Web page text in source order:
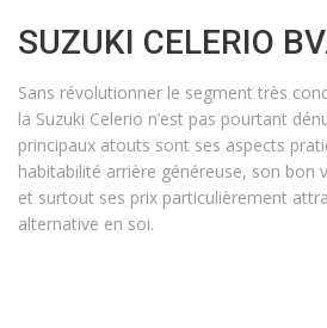
SUZUKI CELERIO
Sans révolutionner le segment très
la Suzuki Celerio n’est pas pourtant
principaux atouts sont ses aspects
habitabilité arrière généreuse, son bon
et surtout ses prix particulièrement
alternative en soi.